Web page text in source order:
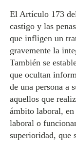
El Artículo 173
castigo y las
que infligen un
gravemente la
También se
que ocultan
de una persona a
aquellos que
ámbito laboral,
laboral o
superioridad, que